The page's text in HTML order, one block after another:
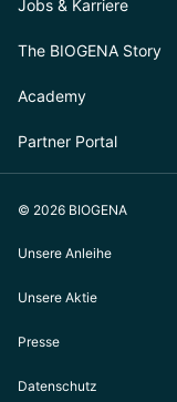
Jobs & Karriere
The BIOGENA Story
Academy
Partner Portal
© 2026 BIOGENA
Unsere Anleihe
Unsere Aktie
Presse
Datenschutz